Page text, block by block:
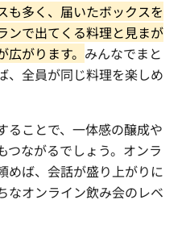
も多く、届いたボックスを
ンで出てくる料理と見まが
がります。 みんなでまと
、全員が同じ料理を楽しめ
ることで、一体感の醸成や
つながるでしょう。オンラ
めば、会話が盛り上がりに
なオンライン飲み会のレベ